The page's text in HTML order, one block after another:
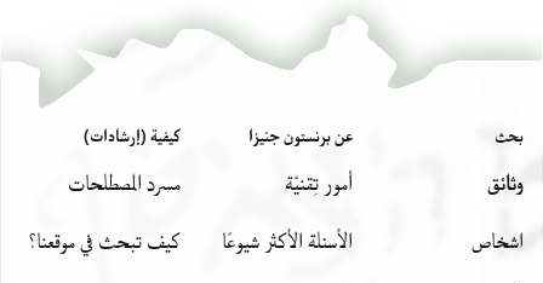
بحث
وثائق
اشخاص
عن برنستون جنيزا
أمور تِقنيّة
الأسئلة الأكثر شيوعًا
كيفية (إرشادات)
مسرد المصطلحات
كيف تبحث في موقعنا؟